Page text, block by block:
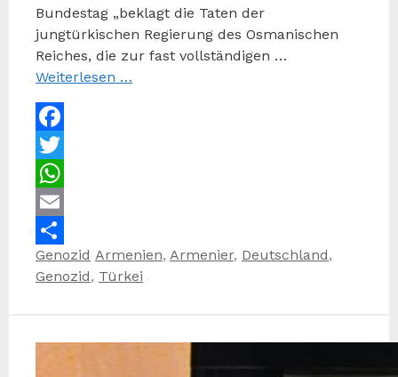
Bundestag „beklagt die Taten der
jungtürkischen Regierung des Osmanischen
Reiches, die zur fast vollständigen …
Weiterlesen …
Facebook
Twitter
WhatsApp
Email
Teilen
Kategorien
Genozid Schlagwörter
Armenien, Armenier, Deutschland,
Genozid, Türkei